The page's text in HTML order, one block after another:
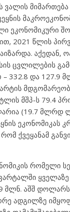
ვალის
ეკონომიკური
2021 წლის
აქედან,
ცვლილების
332.8 და 127.9
მშპ-ს 79.4
(19.7 მლრდ
ეკონომიკას
ქვეყანამ
რომელი
მლნ. აშშ
ადგილზე